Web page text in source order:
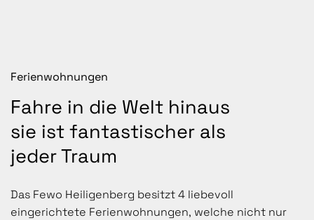
Ferienwohnungen
Fahre in die Welt hinaus
sie ist fantastischer als
jeder Traum
Das Fewo Heiligenberg besitzt 4 liebevoll
eingerichtete Ferienwohnungen, welche nicht nur